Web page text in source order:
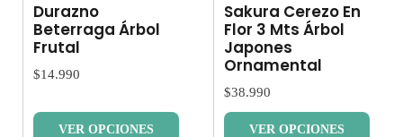
Durazno
Beterraga Árbol
Frutal
$14.990
VER OPCIONES
Sakura Cerezo En
Flor 3 Mts Árbol
Japones
Ornamental
$38.990
VER OPCIONES